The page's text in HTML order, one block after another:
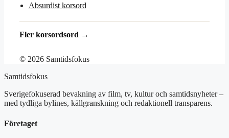
Absurdist korsord
Fler korsordsord →
© 2026 Samtidsfokus
Samtidsfokus
Sverigefokuserad bevakning av film, tv, kultur och samtidsnyheter –
med tydliga bylines, källgranskning och redaktionell transparens.
Företaget